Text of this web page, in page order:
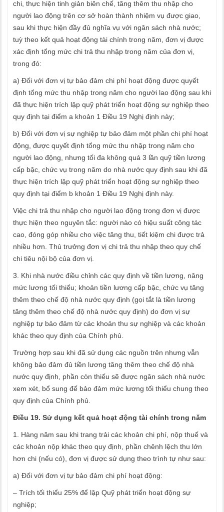
chi, thực hiện tinh giản biên chế, tăng thêm thu nhập cho
người lao động trên cơ sở hoàn thành nhiệm vụ được giao,
sau khi thực hiện đầy đủ nghĩa vụ với ngân sách nhà nước;
tuỳ theo kết quả hoạt động tài chính trong năm, đơn vị được
xác định tổng mức chi trả thu nhập trong năm của đơn vị,
trong đó:
a) Đối với đơn vị tự bảo đảm chi phí hoạt động được quyết
định tổng mức thu nhập trong năm cho người lao động sau khi
đã thực hiện trích lập quỹ phát triển hoạt động sự nghiệp theo
quy định tại điểm a khoản 1 Điều 19 Nghị định này;
b) Đối với đơn vị sự nghiệp tự bảo đảm một phần chi phí hoạt
động, được quyết định tổng mức thu nhập trong năm cho
người lao động, nhưng tối đa không quá 3 lần quỹ tiền lương
cấp bậc, chức vụ trong năm do nhà nước quy định sau khi đã
thực hiện trích lập quỹ phát triển hoạt động sự nghiệp theo
quy định tại điểm b khoản 1 Điều 19 Nghị định này.
Việc chi trả thu nhập cho người lao động trong đơn vị được
thực hiện theo nguyên tắc: người nào có hiệu suất công tác
cao, đóng góp nhiều cho việc tăng thu, tiết kiệm chi được trả
nhiều hơn. Thủ trưởng đơn vị chi trả thu nhập theo quy chế
chi tiêu nội bộ của đơn vị.
3. Khi nhà nước điều chỉnh các quy định về tiền lương, nâng
mức lương tối thiểu; khoản tiền lương cấp bậc, chức vụ tăng
thêm theo chế độ nhà nước quy định (gọi tắt là tiền lương
tăng thêm theo chế độ nhà nước quy định) do đơn vị sự
nghiệp tự bảo đảm từ các khoản thu sự nghiệp và các khoản
khác theo quy định của Chính phủ.
Trường hợp sau khi đã sử dụng các nguồn trên nhưng vẫn
không bảo đảm đủ tiền lương tăng thêm theo chế độ nhà
nước quy định, phần còn thiếu sẽ được ngân sách nhà nước
xem xét, bổ sung để bảo đảm mức lương tối thiểu chung theo
quy định của Chính phủ.
Điều 19. Sử dụng kết quả hoạt động tài chính trong năm
1. Hàng năm sau khi trang trải các khoản chi phí, nộp thuế và
các khoản nộp khác theo quy định, phần chênh lệch thu lớn
hơn chi (nếu có), đơn vị được sử dụng theo trình tự như sau:
a) Đối với đơn vị tự bảo đảm chi phí hoạt động:
– Trích tối thiểu 25% để lập Quỹ phát triển hoạt động sự
nghiệp;